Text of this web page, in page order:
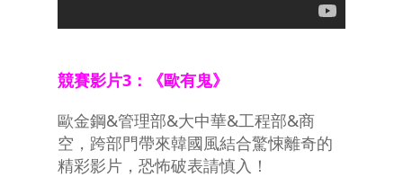
競賽影片3：《歐有鬼》
歐金鋼&管理部&大中華&工程部&商
空，跨部門帶來韓國風結合驚悚離奇的
精彩影片，恐怖破表請慎入！